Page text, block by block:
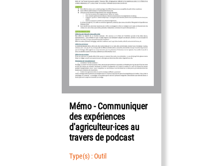
Mémo - Communiquer
des expériences
d'agriculteur·ices au
travers de podcast
Type(s) : Outil